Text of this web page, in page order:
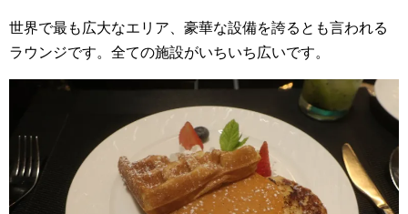
世界で最も広大なエリア、豪華な設備を誇るとも言われる
ラウンジです。全ての施設がいちいち広いです。